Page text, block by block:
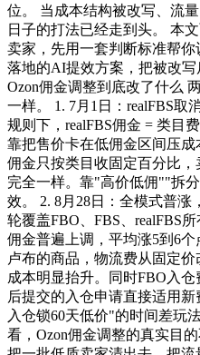
位。 当成本结构被改写、流
日子的打法已经走到头。 本
卖家，先用一套判断标准帮
落地的AI提效方案，把被改
Ozon佣金调整到底改了什么
一样。 1. 7月1日：realFBS取
规则下，realFBS佣金 = 类目
靠把售价卡在低佣金区间压成
佣金只按类目收固定百分比，
完全一样。靠"高价低佣""拆
效。 2. 8月28日：全模式普
轮覆盖FBO、FBS、realFBS
佣金普遍上调，平均涨5到6
卢布的商品，物流费从固定
成本明显抬升。同时FBO入
后提交的入仓申请直接适用
入仓锁60天低价"的时间差玩
看，Ozon佣金调整的真实目